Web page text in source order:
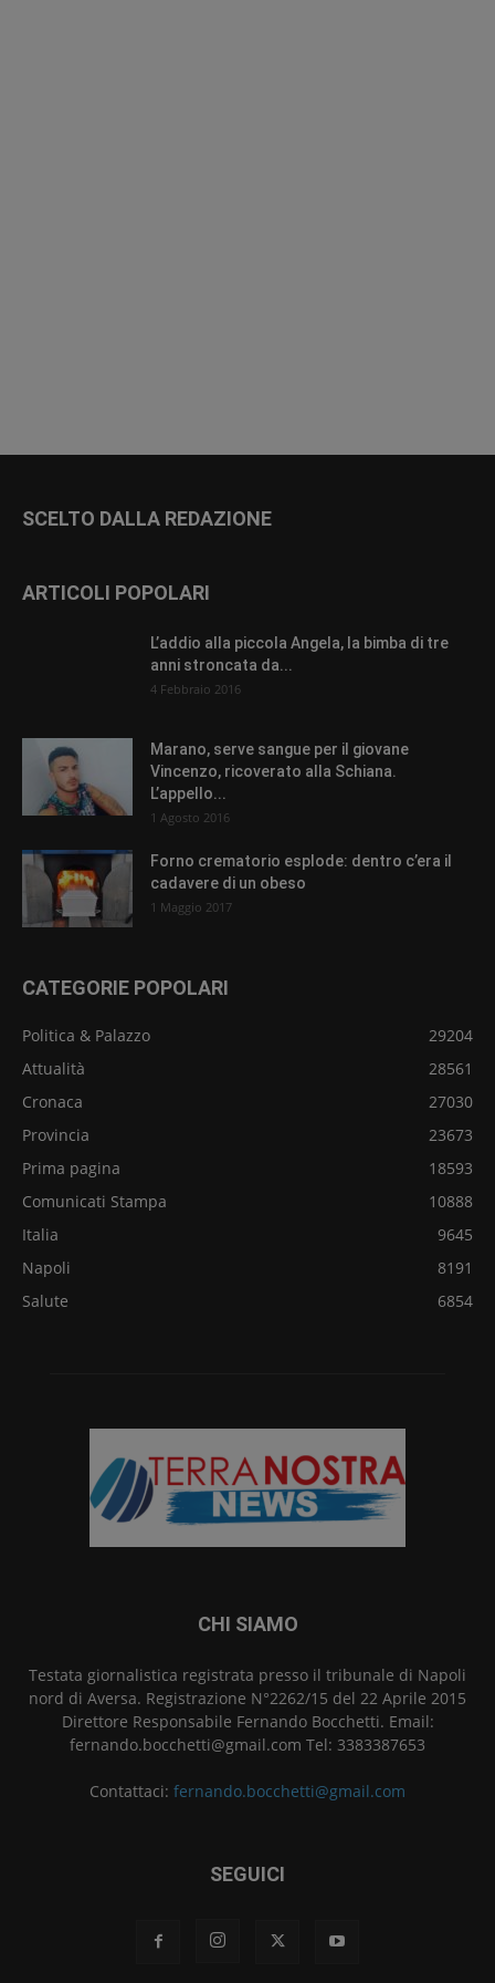
SCELTO DALLA REDAZIONE
ARTICOLI POPOLARI
L’addio alla piccola Angela, la bimba di tre
anni stroncata da...
4 Febbraio 2016
Marano, serve sangue per il giovane
Vincenzo, ricoverato alla Schiana.
L’appello...
1 Agosto 2016
Forno crematorio esplode: dentro c’era il
cadavere di un obeso
1 Maggio 2017
CATEGORIE POPOLARI
Politica & Palazzo
29204
Attualità
28561
Cronaca
27030
Provincia
23673
Prima pagina
18593
Comunicati Stampa
10888
Italia
9645
Napoli
8191
Salute
6854
CHI SIAMO
Testata giornalistica registrata presso il tribunale di Napoli
nord di Aversa. Registrazione N°2262/15 del 22 Aprile 2015
Direttore Responsabile Fernando Bocchetti. Email:
fernando.bocchetti@gmail.com Tel: 3383387653
Contattaci: fernando.bocchetti@gmail.com
SEGUICI